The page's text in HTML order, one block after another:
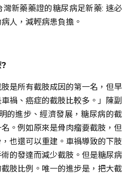
新藥藥證的糖尿病足新藥: 速必
人，減輕病患負擔。
?
肢是所有截肢成因的第一名，但早
禍、癌症的截肢比較多。」陳副
的進步、經濟發展，糖尿病的截
。例如原來是骨肉瘤要截肢，但
也還可以重建。車禍導致的下肢
的發達而減少截肢。但是糖尿病
肢比例。唯一的進步是，把大截